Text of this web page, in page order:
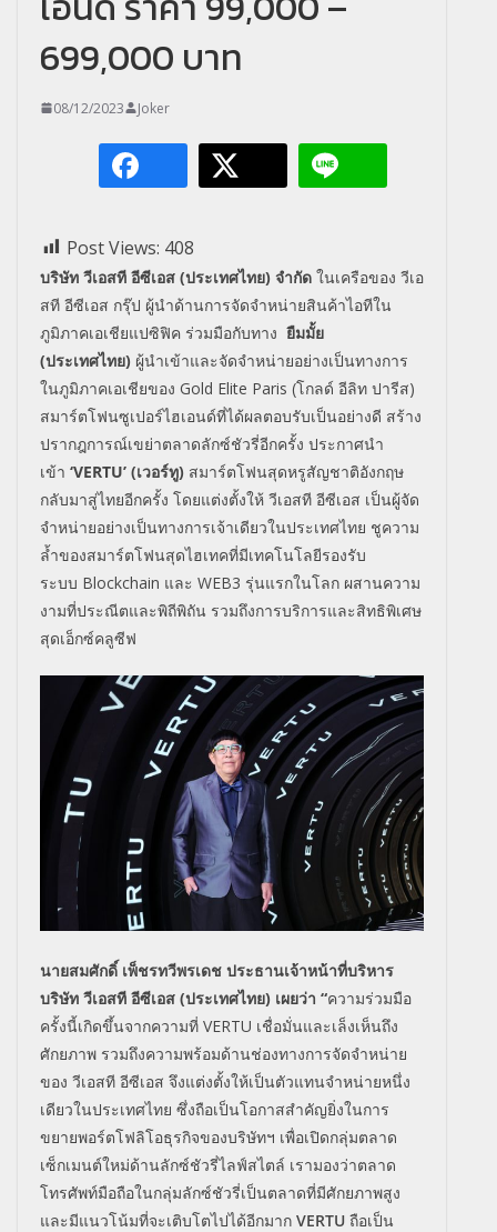
699,000 บาท
08/12/2023 Joker
Post Views: 408
บริษัท วีเอสที อีซีเอส (ประเทศไทย) จำกัด ในเครือของ วีเอ
สที อีซีเอส กรุ๊ป ผู้นำด้านการจัดจำหน่ายสินค้าไอทีใน
ภูมิภาคเอเชียแปซิฟิค ร่วมมือกับทาง ยืมมั้ย
(ประเทศไทย) ผู้นำเข้าและจัดจำหน่ายอย่างเป็นทางการ
ในภูมิภาคเอเชียของ Gold Elite Paris (โกลด์ อีลิท ปารีส)
สมาร์ตโฟนซูเปอร์ไฮเอนด์ที่ได้ผลตอบรับเป็นอย่างดี สร้าง
ปรากฎการณ์เขย่าตลาดลักซ์ชัวรี่อีกครั้ง ประกาศนำ
เข้า ‘VERTU’ (เวอร์ทู) สมาร์ตโฟนสุดหรูสัญชาติอังกฤษ
กลับมาสู่ไทยอีกครั้ง โดยแต่งตั้งให้ วีเอสที อีซีเอส เป็นผู้จัด
จำหน่ายอย่างเป็นทางการเจ้าเดียวในประเทศไทย ชูความ
ล้ำของสมาร์ตโฟนสุดไฮเทคที่มีเทคโนโลยีรองรับ
ระบบ Blockchain และ WEB3 รุ่นแรกในโลก ผสานความ
งามที่ประณีตและพิถีพิถัน รวมถึงการบริการและสิทธิพิเศษ
สุดเอ็กซ์คลูซีฟ
นายสมศักดิ์ เพ็ชรทวีพรเดช ประธานเจ้าหน้าที่บริหาร
บริษัท วีเอสที อีซีเอส (ประเทศไทย) เผยว่า “ความร่วมมือ
ครั้งนี้เกิดขึ้นจากความที่ VERTU เชื่อมั่นและเล็งเห็นถึง
ศักยภาพ รวมถึงความพร้อมด้านช่องทางการจัดจำหน่าย
ของ วีเอสที อีซีเอส จึงแต่งตั้งให้เป็นตัวแทนจำหน่ายหนึ่ง
เดียวในประเทศไทย ซึ่งถือเป็นโอกาสสำคัญยิ่งในการ
ขยายพอร์ตโฟลิโอธุรกิจของบริษัทฯ เพื่อเปิดกลุ่มตลาด
เซ็กเมนต์ใหม่ด้านลักซ์ชัวรี่ไลฟ์สไตล์ เรามองว่าตลาด
โทรศัพท์มือถือในกลุ่มลักซ์ชัวรี่เป็นตลาดที่มีศักยภาพสูง
และมีแนวโน้มที่จะเติบโตไปได้อีกมาก VERTU ถือเป็น